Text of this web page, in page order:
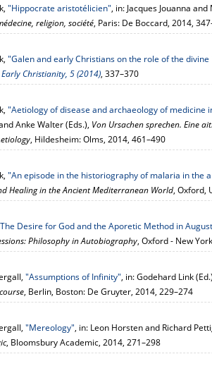
"Hippocrate aristotélicien", in: Jacques Jouanna
religion, société, Paris: De Boccard, 2014,
"Galen and early Christians on the role of the
Early Christianity, 5 (2014), 337–370
"Aetiology of disease and archaeology of medicine
Anke Walter (Eds.), Von Ursachen sprechen. Eine
, Hildesheim: Olms, 2014, 461–490
"An episode in the historiography of malaria in the
Healing in the Ancient Mediterranean World, Oxford,
Desire for God and the Aporetic Method in
Philosophy in Autobiography, Oxford - New
"Assumptions of Infinity", in: Godehard Link
, Berlin, Boston: De Gruyter, 2014, 229–274
"Mereology", in: Leon Horsten and Richard
, Bloomsbury Academic, 2014, 271–298